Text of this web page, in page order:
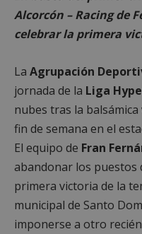
Alcorcón – Racing de
celebrar la primera
La Agrupación
jornada de la Liga
nubes tras la
fin de semana en el
El equipo de Fran
abandonar los puestos
primera victoria de la
municipal de Santo
imponerse a otro